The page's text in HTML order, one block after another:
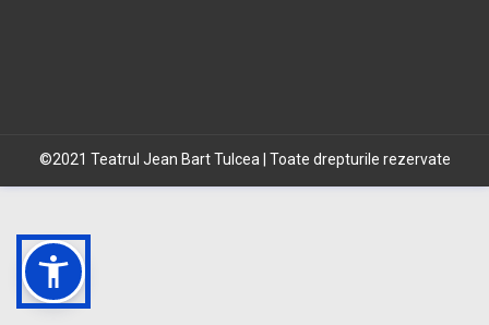
©2021 Teatrul Jean Bart Tulcea | Toate drepturile rezervate